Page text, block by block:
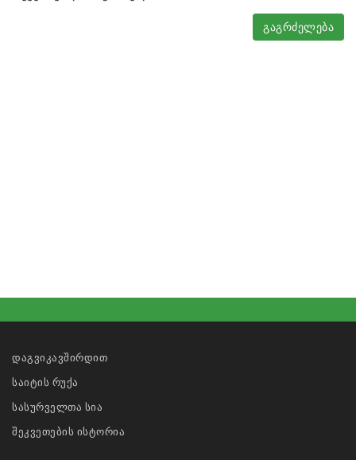
Გაგრძელება
დაგვიკავშირდით
საიტის რუქა
სასურველთა სია
შეკვეთების ისტორია